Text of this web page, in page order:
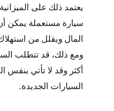
يعتمد ذلك على
سيارة مستعملة يمكن
المال ويقلل من
ومع ذلك، قد تتطلب
أكثر وقد لا تأتي بنفس
السيارات الجديدة.